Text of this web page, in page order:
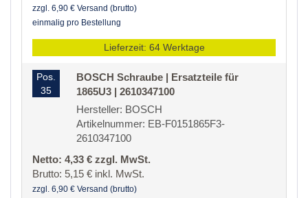
zzgl. 6,90 € Versand (brutto)
einmalig pro Bestellung
Lieferzeit: 64 Werktage
Pos.
35
BOSCH Schraube | Ersatzteile für
1865U3 | 2610347100
Hersteller: BOSCH
Artikelnummer: EB-F0151865F3-
2610347100
Netto: 4,33 € zzgl. MwSt.
Brutto: 5,15 € inkl. MwSt.
zzgl. 6,90 € Versand (brutto)